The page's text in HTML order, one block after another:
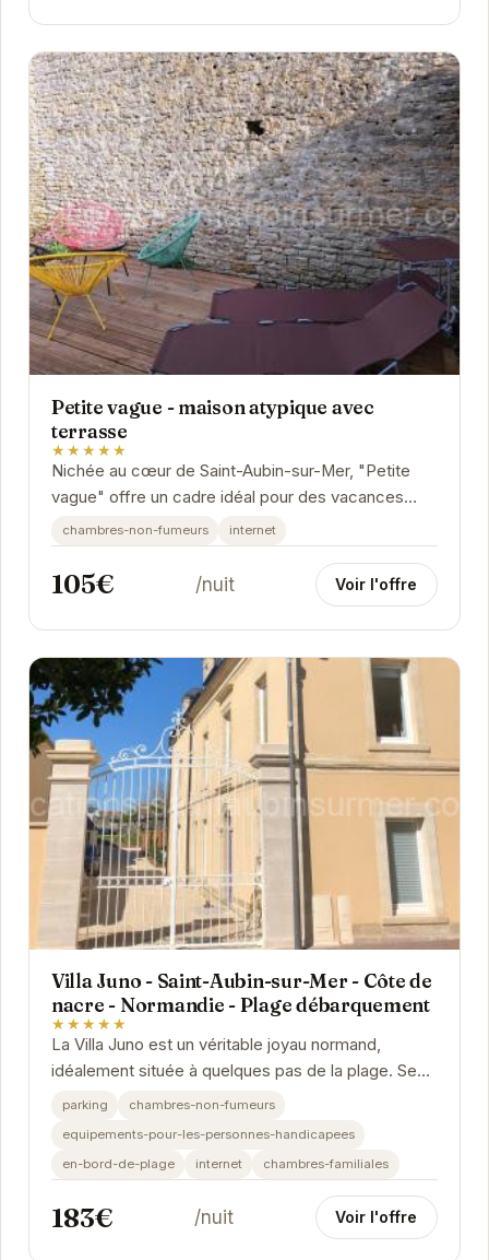
Petite vague - maison atypique avec
terrasse
★★★★★
Nichée au cœur de Saint-Aubin-sur-Mer, "Petite
vague" offre un cadre idéal pour des vacances
reposantes. Sa terrasse vous permettra de
profiter...
chambres-non-fumeurs internet
105€ /nuit Voir l'offre
Villa Juno - Saint-Aubin-sur-Mer - Côte de
nacre - Normandie - Plage débarquement
★★★★★
La Villa Juno est un véritable joyau normand,
idéalement située à quelques pas de la plage. Ses
chambres élégantes et confortables offrent une...
parking
chambres-non-fumeurs
equipements-pour-les-personnes-handicapees
en-bord-de-plage
internet chambres-familiales
183€ /nuit Voir l'offre